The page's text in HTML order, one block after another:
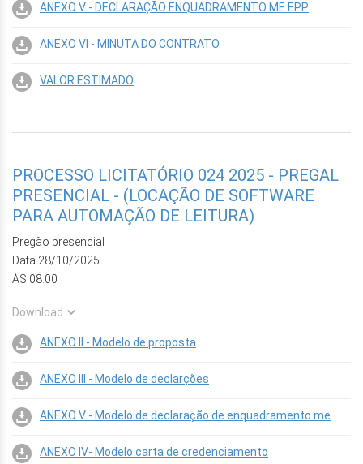
ANEXO V - DECLARAÇÃO ENQUADRAMENTO ME EPP
ANEXO VI - MINUTA DO CONTRATO
VALOR ESTIMADO
PROCESSO LICITATÓRIO 024 2025 - PREGAL
PRESENCIAL - (LOCAÇÃO DE SOFTWARE
PARA AUTOMAÇÃO DE LEITURA)
Pregão presencial
Data 28/10/2025
ÀS 08:00
Download
ANEXO II - Modelo de proposta
ANEXO III - Modelo de declarções
ANEXO V - Modelo de declaração de enquadramento me
ANEXO IV- Modelo carta de credenciamento